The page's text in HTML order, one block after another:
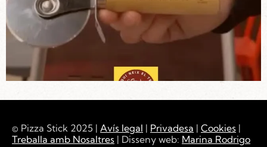
© Pizza Stick 2025 | Avís legal | Privadesa | Cookies |
Treballa amb Nosaltres | Disseny web: Marina Rodrigo